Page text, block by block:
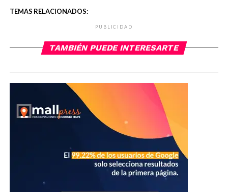
TEMAS RELACIONADOS:
PUBLICIDAD
TAMBIÉN PUEDE INTERESARTE